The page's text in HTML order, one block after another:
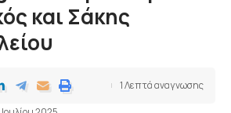
και Σάκης
1 Λεπτά αναγνωσης